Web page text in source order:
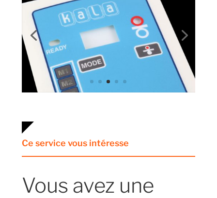
Ce service vous intéresse
Vous avez une